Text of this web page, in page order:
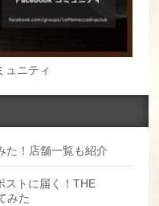
ュニティ
た！店舗一覧も紹介
ストに届く！THE
みた